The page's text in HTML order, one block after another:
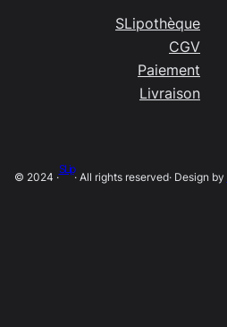
SLipothèque
CGV
Paiement
Livraison
© 2024 ·
SLip
· All rights reserved· Design by